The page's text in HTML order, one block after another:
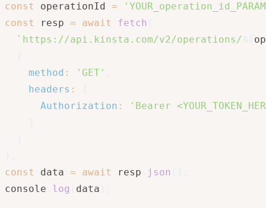
const operationId =
const
resp = await fetch
` https://api.kinsta.com/v2/operations/
method : 'GET'
headers :
Authorization :
'Bearer
const
data = await resp json
console
log data